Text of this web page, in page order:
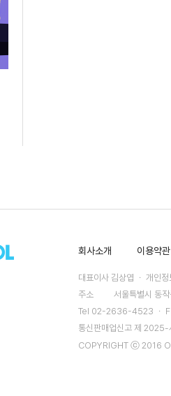
회사소개 이용약관
대표이사 김상엽 ㆍ 개인
주소
서울특별시 동
Tel 02-2636-4523 ㆍ
통신판매업신고 제
COPYRIGHT ⓒ 2016